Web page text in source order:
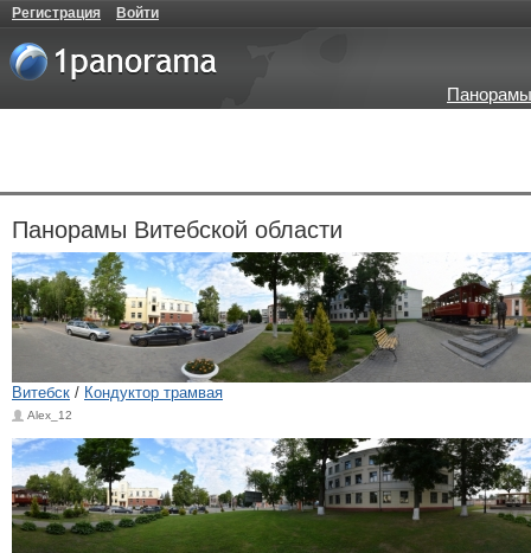
Регистрация Войти
Панорамы Витебской области
Витебск / Кондуктор трамвая
Alex_12